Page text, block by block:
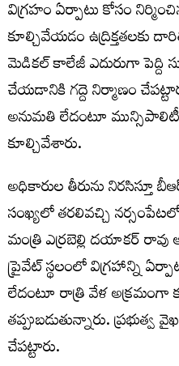
విగ్రహం ఏర్పాటు కోసం
కూల్చివేయడం ఉద్రిక్తతలకు
మెడికల్ కాలేజీ ఎదురుగా పెద్ది
చేయడానికి గద్దె నిర్మాణం
అనుమతి లేదంటూ
కూల్చివేశారు.
అధికారుల తీరును నిరసిస్తూ
సంఖ్యలో తరలివచ్చి
మంత్రి ఎర్రబెల్లి దయాకర్ రావు
ప్రైవేట్ స్థలంలో విగ్రహాన్ని
లేదంటూ రాత్రి వేళ
తప్పుబడుతున్నారు. ప్రభుత్వ
చేపట్టారు.